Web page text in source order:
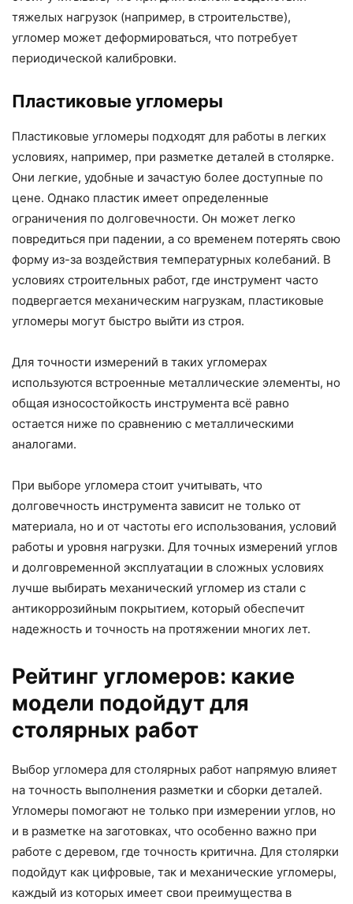
тяжелых нагрузок (например, в строительстве),
угломер может деформироваться, что потребует
периодической калибровки.
Пластиковые угломеры
Пластиковые угломеры подходят для работы в легких
условиях, например, при разметке деталей в столярке.
Они легкие, удобные и зачастую более доступные по
цене. Однако пластик имеет определенные
ограничения по долговечности. Он может легко
повредиться при падении, а со временем потерять свою
форму из-за воздействия температурных колебаний. В
условиях строительных работ, где инструмент часто
подвергается механическим нагрузкам, пластиковые
угломеры могут быстро выйти из строя.
Для точности измерений в таких угломерах
используются встроенные металлические элементы, но
общая износостойкость инструмента всё равно
остается ниже по сравнению с металлическими
аналогами.
При выборе угломера стоит учитывать, что
долговечность инструмента зависит не только от
материала, но и от частоты его использования, условий
работы и уровня нагрузки. Для точных измерений углов
и долговременной эксплуатации в сложных условиях
лучше выбирать механический угломер из стали с
антикоррозийным покрытием, который обеспечит
надежность и точность на протяжении многих лет.
Рейтинг угломеров: какие
модели подойдут для
столярных работ
Выбор угломера для столярных работ напрямую влияет
на точность выполнения разметки и сборки деталей.
Угломеры помогают не только при измерении углов, но
и в разметке на заготовках, что особенно важно при
работе с деревом, где точность критична. Для столярки
подойдут как цифровые, так и механические угломеры,
каждый из которых имеет свои преимущества в